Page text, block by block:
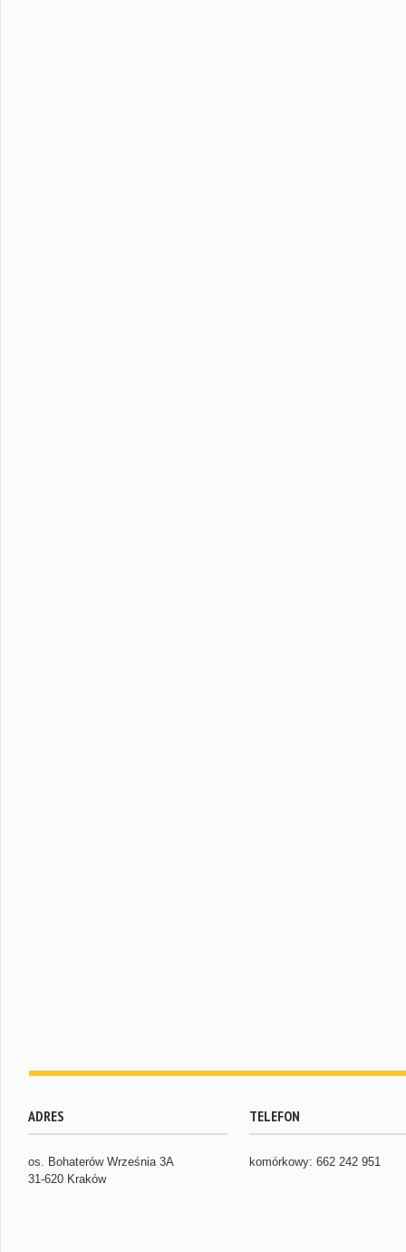
ADRES
os. Bohaterów Września 3A
31-620 Kraków
TELEFON
komórkowy: 662 242 951